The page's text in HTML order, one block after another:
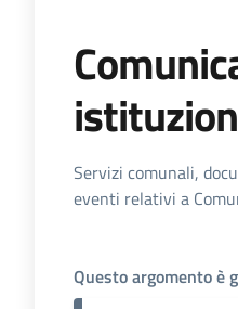
Dettagli
Servizi comunali,
eventi relativi a
Questo argomento è